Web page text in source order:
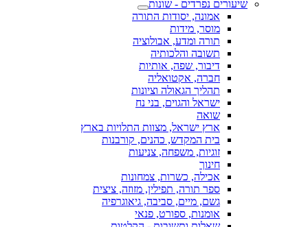
שיעורים נפרדים - שונות
אמונה, יסודות התורה
מוסר, מידות
תורה ומדע, אבולוציה
תשובה והלכותיה
דיבור, שפה, אותיות
חברה, אקטואליה
תהליך הגאולה וציונות
ישראל והגוים, בני נח
שואה
ארץ ישראל, מצוות התלויות בארץ
בית המקדש, כהנים, קורבנות
זוגיות, משפחה, צניעות
חינוך
אכילה, כשרות, צמחונות
ספר תורה, תפילין, מזוזה, ציצית
גשם, מיים, סביבה, גיאוגרפיה
אומנות, ספורט, פנאי